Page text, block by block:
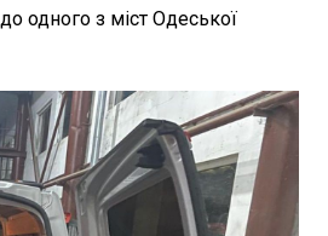
одного з міст Одеської